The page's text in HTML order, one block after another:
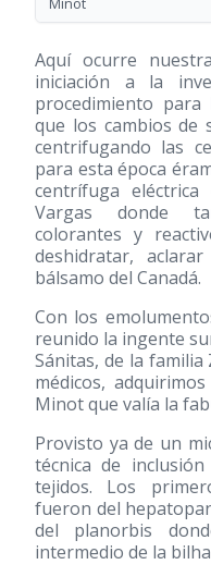
Minot
Aquí ocurre
iniciación a la
procedimiento para
que los cambios de
centrifugando las
para esta época
centrífuga
Vargas donde
colorantes y
deshidratar,
bálsamo del Canadá.
Con los
reunido la ingente
Sánitas, de la familia
médicos,
Minot que valía la
Provisto ya de un
técnica de
tejidos. Los
fueron del
del planorbis
intermedio de la